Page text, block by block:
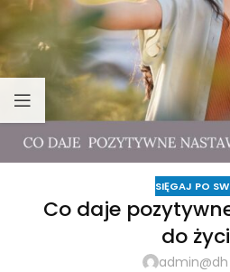
SIĘGAJ PO
Co daje
do
admin@dh